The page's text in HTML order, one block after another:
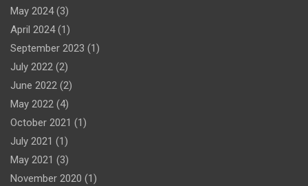
May 2024(3)
April 2024(1)
September 2023 (1)
July 2022 (2)
June 2022 (2)
May 2022 (4)
October 2021 (1)
July 2021 (1)
May 2021 (3)
November 2020 (1)